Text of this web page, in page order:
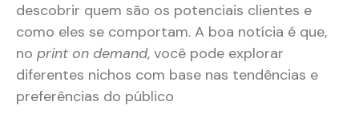
descobrir quem são os potenciais clientes e
como eles se comportam. A boa notícia é que,
no print on demand, você pode explorar
diferentes nichos com base nas tendências e
preferências do público​